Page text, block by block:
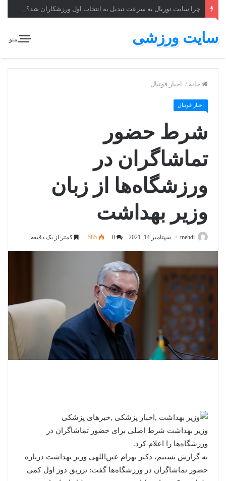
چرا سایت توربال به ‌سرعت تبدیل به انتخاب اول ورزشکاران شد؟
منو سایت ورزشی
خانه / اخبار فوتبال
اخبار فوتبال
شرط حضور
تماشاگران در
ورزشگاه‌ها از زبان
وزیر بهداشت
mehdi سپتامبر 14, 2021 585 کمتر از یک دقیقه
وزیر بهداشت شرط اصلی برای حضور تماشاگران در
ورزشگاه‌ها را اعلام کرد.
به گزارش تسنیم، دکتر بهرام عین‌اللهی وزیر بهداشت درباره
حضور تماشاگران در ورزشگاه‌ها گفت: تزریق دوز اول کمی